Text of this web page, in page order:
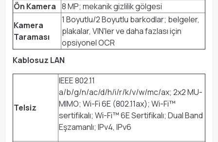
Ön Kamera 8 MP; mekanik gizlilik gölgesi
Kamera
Taraması
1 Boyutlu/2 Boyutlu barkodlar; belgeler,
plakalar, VIN'ler ve daha fazlası için
opsiyonel OCR
Kablosuz LAN
Telsiz
IEEE 802.11
a/b/g/n/ac/d/h/i/r/k/v/w/mc/ax; 2x2 MU-
MIMO; Wi-Fi 6E (802.11ax); Wi-Fi™
sertifikalı; Wi-Fi™ 6E Sertifikalı; Dual Band
Eşzamanlı; IPv4, IPv6